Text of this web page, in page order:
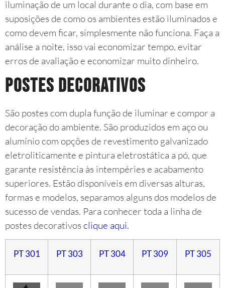
iluminação de um local durante o dia, com base em
suposições de como os ambientes estão iluminados e
como devem ficar, simplesmente não funciona. Faça a
análise a noite, isso vai economizar tempo, evitar
erros de avaliação e economizar muito dinheiro.
Postes Decorativos
São postes com dupla função de iluminar e compor a
decoração do ambiente. São produzidos em aço ou
alumínio com opções de revestimento galvanizado
eletroliticamente e pintura eletrostática a pó, que
garante resistência às intempéries e acabamento
superiores. Estão disponíveis em diversas alturas,
formas e modelos, separamos alguns dos modelos de
sucesso de vendas. Para conhecer toda a linha de
postes decorativos clique aqui.
PT 301 PT 303 PT 304 PT 309 PT 305